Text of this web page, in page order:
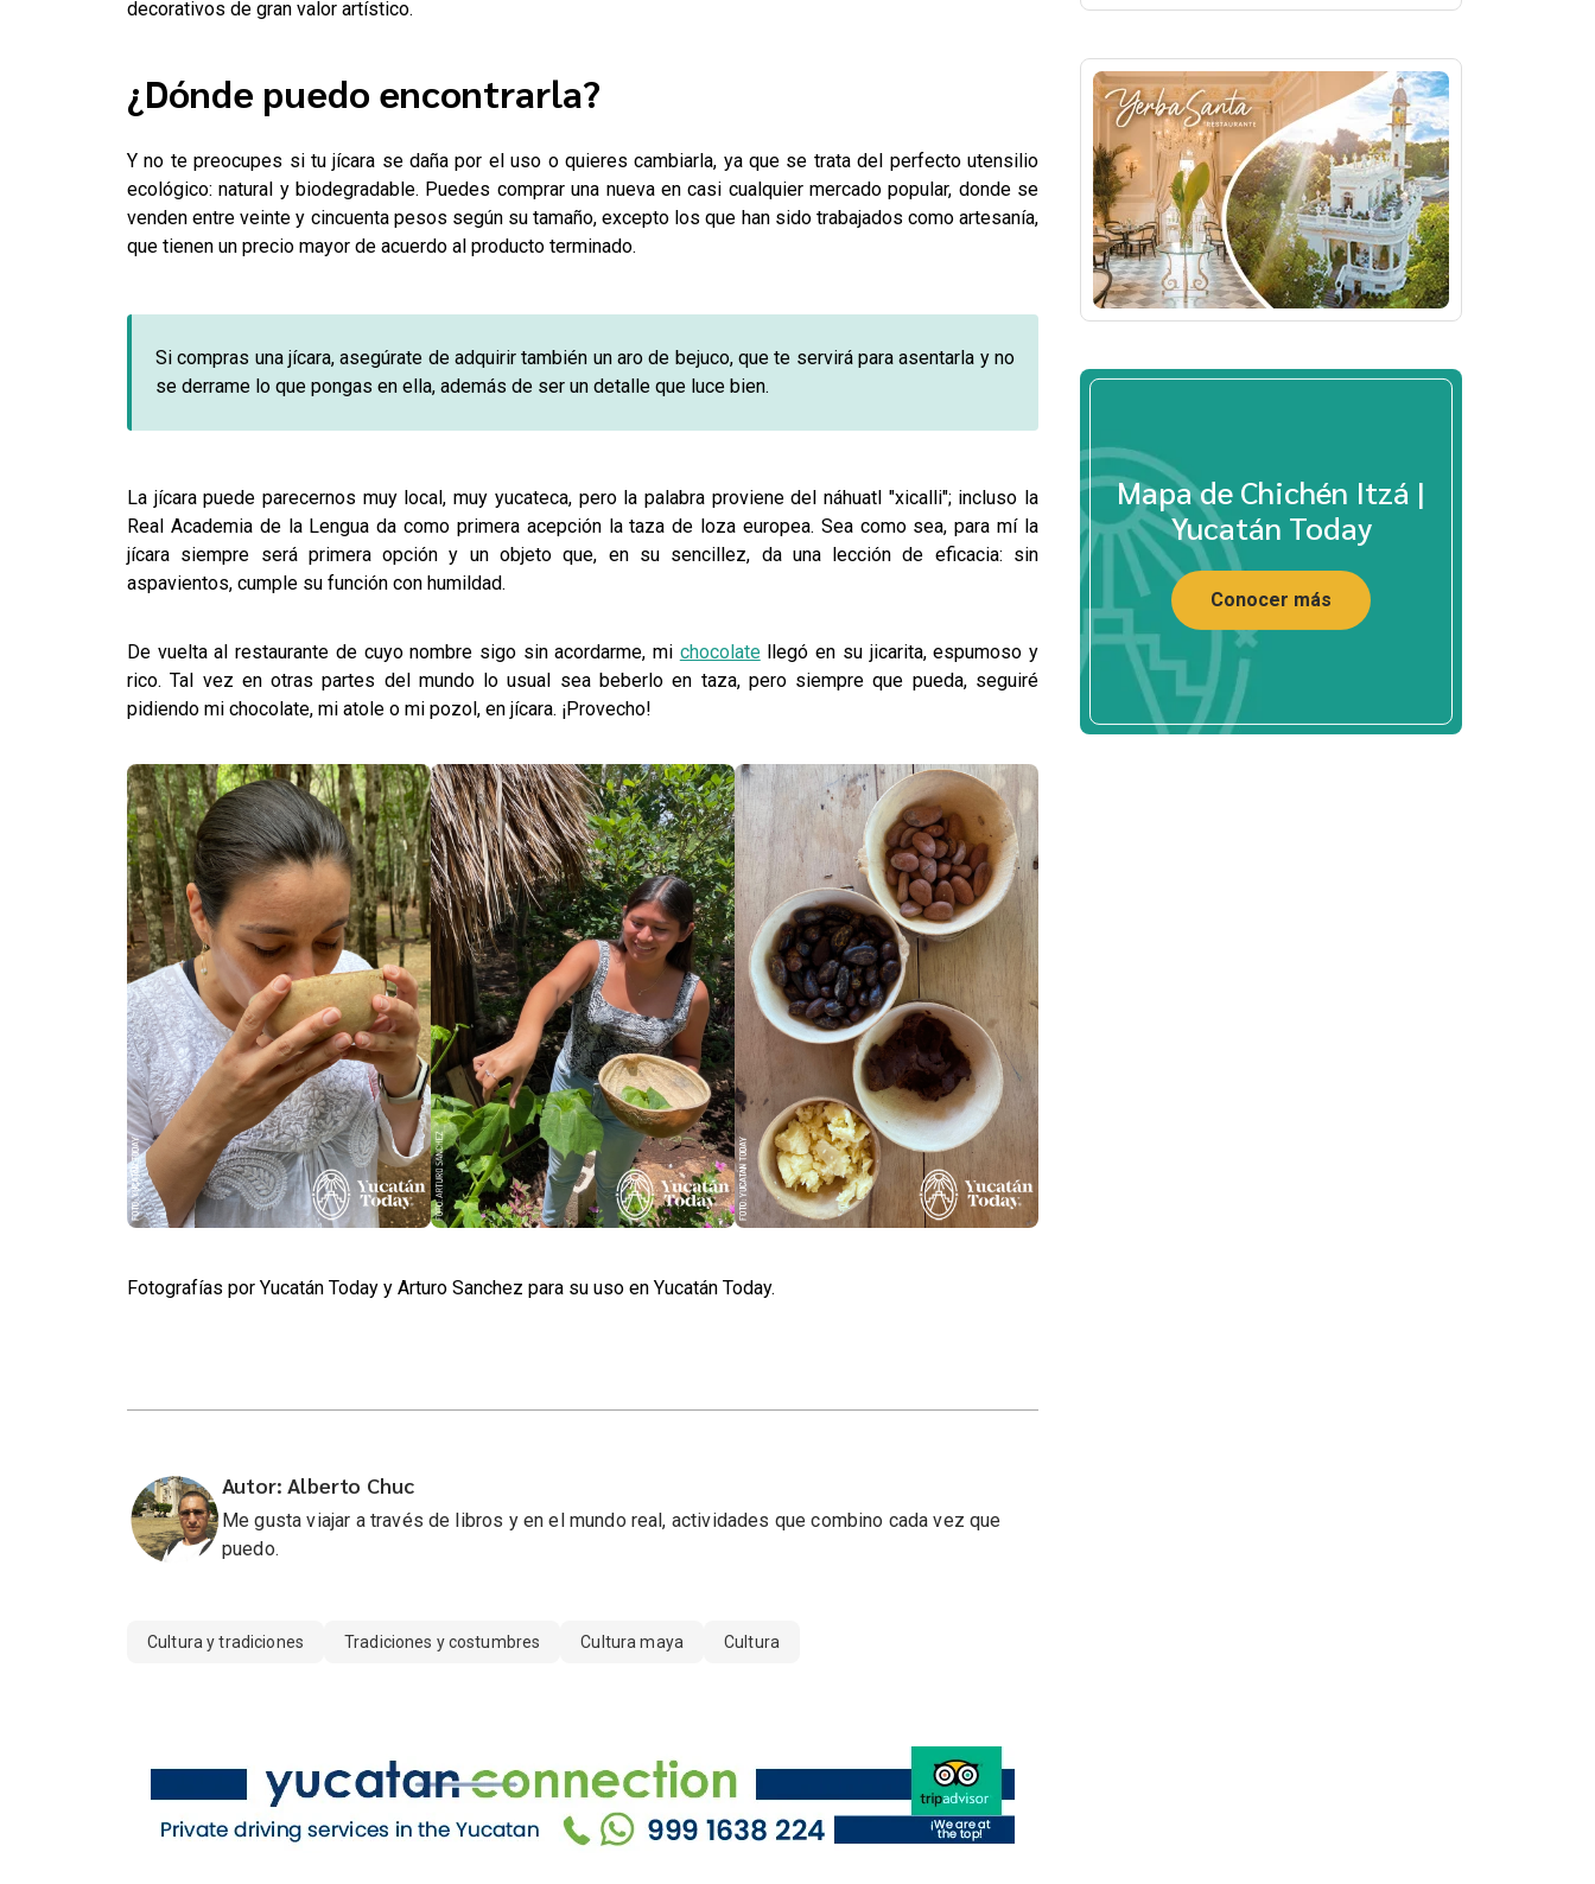
decorativos de gran valor artístico.
¿Dónde puedo encontrarla?
Y no te preocupes si tu jícara se daña por el uso o quieres cambiarla, ya que se trata del perfecto utensilio
ecológico: natural y biodegradable. Puedes comprar una nueva en casi cualquier mercado popular, donde se
venden entre veinte y cincuenta pesos según su tamaño, excepto los que han sido trabajados como artesanía,
que tienen un precio mayor de acuerdo al producto terminado.
Si compras una jícara, asegúrate de adquirir también un aro de bejuco, que te servirá para asentarla y no
se derrame lo que pongas en ella, además de ser un detalle que luce bien.
La jícara puede parecernos muy local, muy yucateca, pero la palabra proviene del náhuatl "xicalli"; incluso la
Real Academia de la Lengua da como primera acepción la taza de loza europea. Sea como sea, para mí la
jícara siempre será primera opción y un objeto que, en su sencillez, da una lección de eficacia: sin
aspavientos, cumple su función con humildad.
De vuelta al restaurante de cuyo nombre sigo sin acordarme, mi chocolatellegó en su jicarita, espumoso y
rico. Tal vez en otras partes del mundo lo usual sea beberlo en taza, pero siempre que pueda, seguiré
pidiendo mi chocolate, mi atole o mi pozol, en jícara. ¡Provecho!
Fotografías por Yucatán Today y Arturo Sanchez para su uso en Yucatán Today.
Autor: Alberto Chuc
Me gusta viajar a través de libros y en el mundo real, actividades que combino cada vez que
puedo.
Cultura y tradiciones Tradiciones y costumbres Cultura maya Cultura
Mapa de Chichén Itzá |
Yucatán Today
Conocer más